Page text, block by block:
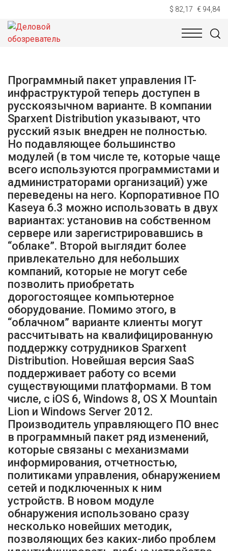
$ 82,17 € 94,84
НОВОСТИ
Программный пакет управления IT-
инфраструктурой теперь доступен в
русскоязычном варианте. В компании
Sparxent Distribution указывают, что
русский язык внедрен не полностью.
Но подавляющее большинство
модулей (в том числе те, которые чаще
всего используются программистами и
администраторами организаций) уже
переведены на него. Корпоративное ПО
Kaseya 6.3 можно использовать в двух
вариантах: установив на собственном
сервере или зарегистрировавшись в
“облаке”. Второй выглядит более
привлекательно для небольших
компаний, которые не могут себе
позволить приобретать
дорогостоящее компьютерное
оборудование. Помимо этого, в
“облачном” варианте клиенты могут
рассчитывать на квалифицированную
поддержку сотрудников Sparxent
Distribution. Новейшая версия SaaS
поддерживает работу со всеми
существующими платформами. В том
числе, с iOS 6, Windows 8, OS X Mountain
Lion и Windows Server 2012.
Производитель управляющего ПО внес
в программный пакет ряд изменений,
которые связаны с механизмами
информирования, отчетностью,
политиками управления, обнаружением
сетей и подключенных к ним
устройств. В новом модуле
обнаружения использовано сразу
несколько новейших методик,
позволяющих без каких-либо проблем